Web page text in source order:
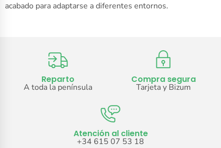
acabado para adaptarse a diferentes entornos.
Reparto
A toda la península
Compra segura
Tarjeta y Bizum
Atención al cliente
+34 615 07 53 18